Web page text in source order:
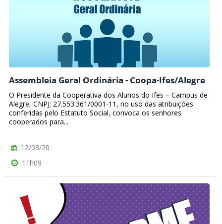
Assembleia Geral Ordinária - Coopa-Ifes/Alegre
O Presidente da Cooperativa dos Alunos do Ifes – Campus de
Alegre, CNPJ: 27.553.361/0001-11, no uso das atribuições
conferidas pelo Estatuto Social, convoca os senhores
cooperados para...
12/03/20
11h09